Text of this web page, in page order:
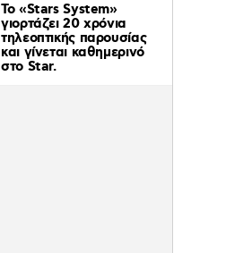
Το «Stars System»
γιορτάζει 20 χρόνια
τηλεοπτικής παρουσίας
και γίνεται καθημερινό
στο Star.